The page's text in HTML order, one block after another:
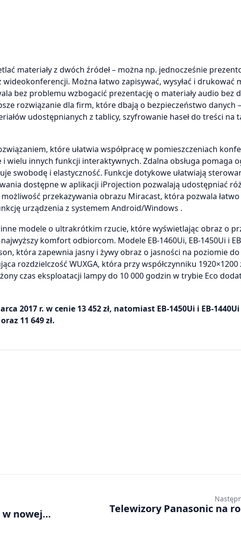
materiały z dwóch źródeł – można np. jednocześnie
Można łatwo zapisywać, wysyłać i drukować
bez problemu wzbogacić prezentację o materiały audio bez
rozwiązanie dla firm, które dbają o bezpieczeństwo danych
udostępnianych z tablicy, szyfrowanie haseł do treści na
które ułatwia współpracę w pomieszczeniach
i wielu innych funkcji interaktywnych. Zdalna obsługa pomaga
swobodę i elastyczność. Funkcje dotykowe ułatwiają
dostępne w aplikacji iProjection pozwalają udostępniać
przekazywania obrazu Miracast, która pozwala
urządzenia z systemem Android/Windows .
inne modele o ultrakrótkim rzucie, które wyświetlając obraz o
komfort odbiorcom. Modele EB-1460Ui, EB-1450Ui i
która zapewnia jasny i żywy obraz o jasności na poziomie
rozdzielczość WUXGA, która przy współczynniku 1920×1200
czas eksploatacji lampy do 10 000 godzin w trybie Eco
2017 r. w cenie 13 452 zł, natomiast EB-1450Ui i EB-
11 649 zł.
w nowej
Telewizory Panasonic na